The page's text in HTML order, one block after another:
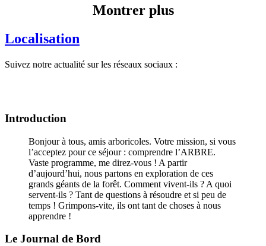
Montrer plus
Localisation
Suivez notre actualité sur les réseaux sociaux :
Introduction
Bonjour à tous, amis arboricoles. Votre mission, si vous
l’acceptez pour ce séjour : comprendre l’ARBRE.
Vaste programme, me direz-vous ! A partir
d’aujourd’hui, nous partons en exploration de ces
grands géants de la forêt. Comment vivent-ils ? A quoi
servent-ils ? Tant de questions à résoudre et si peu de
temps ! Grimpons-vite, ils ont tant de choses à nous
apprendre !
Le Journal de Bord